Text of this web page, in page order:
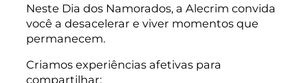
Neste Dia dos Namorados, a Alecrim convida
você a desacelerar e viver momentos que
permanecem.
Criamos experiências afetivas para
compartilhar: